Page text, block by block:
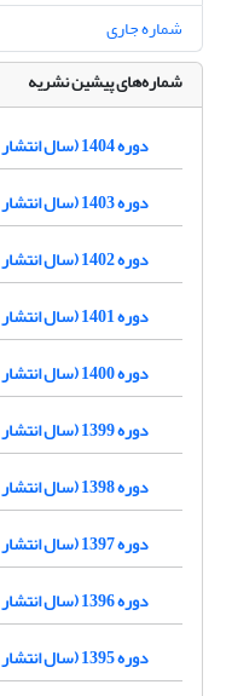
شماره جاری
شماره‌های پیشین نشریه
دوره 1404 (سال انتشار 1404)
دوره 1403 (سال انتشار 1403)
دوره 1402 (سال انتشار 1402)
دوره 1401 (سال انتشار 1401)
دوره 1400 (سال انتشار 1400)
دوره 1399 (سال انتشار 1399)
دوره 1398 (سال انتشار 1399)
دوره 1397 (سال انتشار 1397)
دوره 1396 (سال انتشار 1397)
دوره 1395 (سال انتشار 1396)